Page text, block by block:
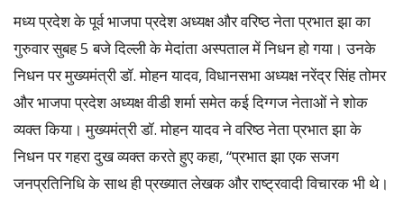
मध्य प्रदेश के पूर्व भाजपा प्रदेश अध्यक्ष और वरिष्ठ नेता प्रभात झा का
गुरुवार सुबह 5 बजे दिल्ली के मेदांता अस्पताल में निधन हो गया। उनके
निधन पर मुख्यमंत्री डॉ. मोहन यादव, विधानसभा अध्यक्ष नरेंद्र सिंह तोमर
और भाजपा प्रदेश अध्यक्ष वीडी शर्मा समेत कई दिग्गज नेताओं ने शोक
व्यक्त किया। मुख्यमंत्री डॉ. मोहन यादव ने वरिष्ठ नेता प्रभात झा के
निधन पर गहरा दुख व्यक्त करते हुए कहा, “प्रभात झा एक सजग
जनप्रतिनिधि के साथ ही प्रख्यात लेखक और राष्ट्रवादी विचारक भी थे।